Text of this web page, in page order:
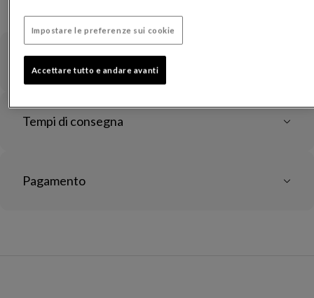
Garanzia
Tempi di consegna
Pagamento
Impostare le preferenze sui cookie
Accettare tutto e andare avanti